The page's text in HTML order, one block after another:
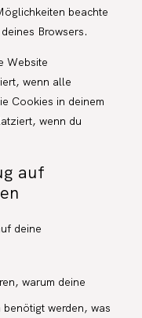
beachte
Browsers.
Website
wenn alle
Cookies in deinem
wenn du
auf
deine
warum deine
werden, was